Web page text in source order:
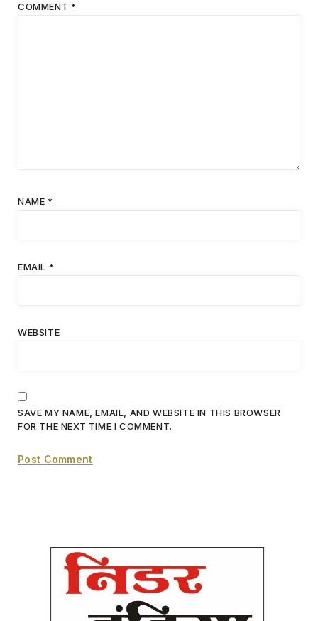
COMMENT *
NAME *
EMAIL *
WEBSITE
SAVE MY NAME, EMAIL, AND WEBSITE IN THIS BROWSER
FOR THE NEXT TIME I COMMENT.